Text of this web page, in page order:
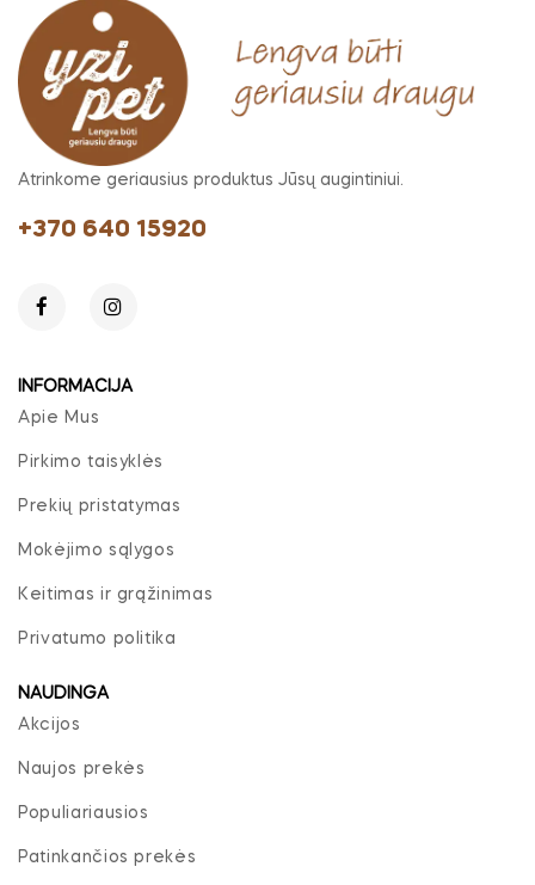
Atrinkome geriausius produktus Jūsų augintiniui.
+370 640 15920
INFORMACIJA
Apie Mus
Pirkimo taisyklės
Prekių pristatymas
Mokėjimo sąlygos
Keitimas ir grąžinimas
Privatumo politika
NAUDINGA
Akcijos
Naujos prekės
Populiariausios
Patinkančios prekės